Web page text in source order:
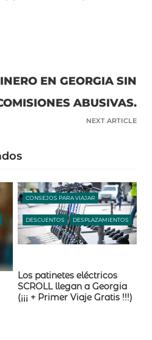
EN GEORGIA SIN
ABUSIVAS.
NEXT ARTICLE
CONSEJOS PARA VIAJAR
DESCUENTOS DESPLAZAMIENTOS
Los patinetes eléctricos
SCROLL llegan a Georgia
(¡¡¡ + Primer Viaje Gratis !!!)​